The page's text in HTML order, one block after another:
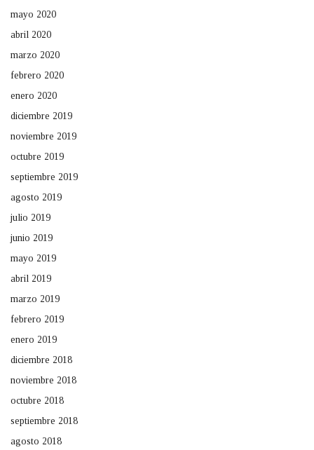
mayo 2020
abril 2020
marzo 2020
febrero 2020
enero 2020
diciembre 2019
noviembre 2019
octubre 2019
septiembre 2019
agosto 2019
julio 2019
junio 2019
mayo 2019
abril 2019
marzo 2019
febrero 2019
enero 2019
diciembre 2018
noviembre 2018
octubre 2018
septiembre 2018
agosto 2018